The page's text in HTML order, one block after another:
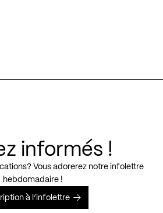
informés !
Vous adorerez notre infolettre
hebdomadaire !
à l’infolettre